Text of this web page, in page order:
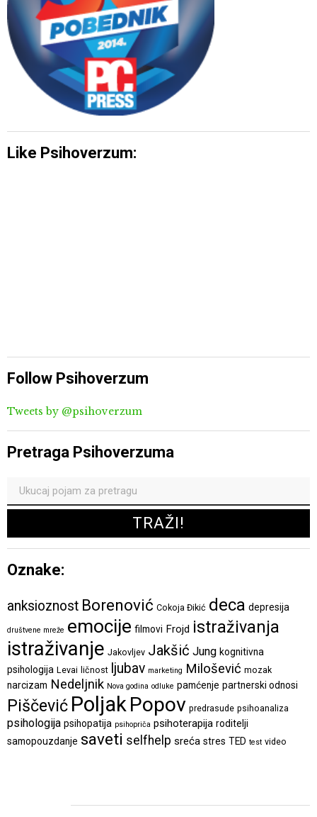
Like Psihoverzum:
Follow Psihoverzum
Tweets by @psihoverzum
Pretraga Psihoverzuma
Oznake:
anksioznost Borenović Cokoja Đikić deca depresija
društvene mreže emocije filmovi Frojd istraživanja
istraživanje Jakovljev Jakšić Jung kognitivna
psihologija Levai ličnost ljubav marketing Milošević mozak
narcizam Nedeljnik Nova godina odluke pamćenje partnerski odnosi
Piščević PoljakPopov predrasude psihoanaliza
psihologija psihopatija psihopriča psihoterapija roditelji
samopouzdanje saveti selfhelp sreća stres TED test video